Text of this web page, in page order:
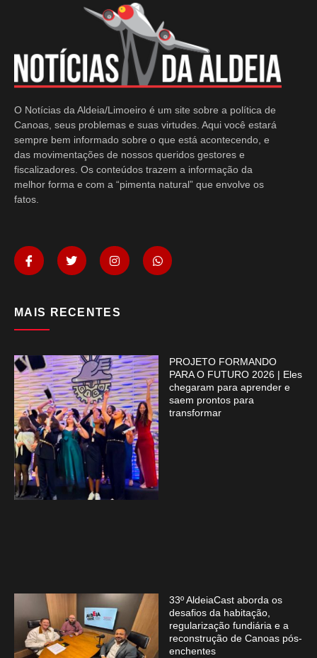
O Notícias da Aldeia/Limoeiro é um site sobre a política de
Canoas, seus problemas e suas virtudes. Aqui você estará
sempre bem informado sobre o que está acontecendo, e
das movimentações de nossos queridos gestores e
fiscalizadores. Os conteúdos trazem a informação da
melhor forma e com a “pimenta natural” que envolve os
fatos.
MAIS RECENTES
PROJETO FORMANDO
PARA O FUTURO 2026 | Eles
chegaram para aprender e
saem prontos para
transformar
33º AldeiaCast aborda os
desafios da habitação,
regularização fundiária e a
reconstrução de Canoas pós-
enchentes